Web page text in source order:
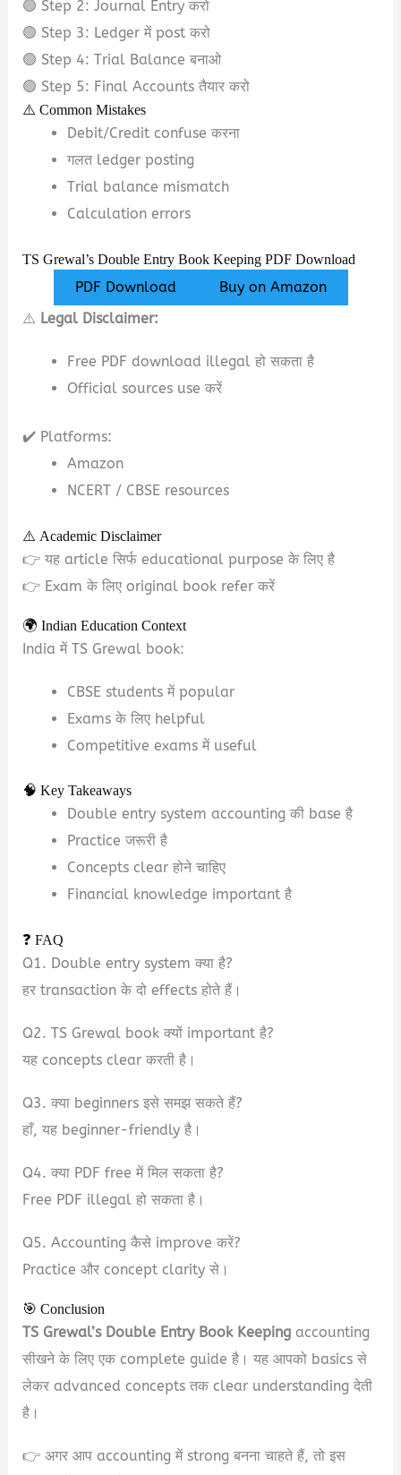
🟢 Step 2: Journal Entry करो
🟢 Step 3: Ledger में post करो
🟢 Step 4: Trial Balance बनाओ
🟢 Step 5: Final Accounts तैयार करो
⚠️ Common Mistakes
Debit/Credit confuse करना
गलत ledger posting
Trial balance mismatch
Calculation errors
TS Grewal’s Double Entry Book Keeping PDF Download
PDF Download
Buy on Amazon
⚠️ Legal Disclaimer:
Free PDF download illegal हो सकता है
Official sources use करें
✔️ Platforms:
Amazon
NCERT / CBSE resources
⚠️ Academic Disclaimer
👉 यह article सिर्फ educational purpose के लिए है
👉 Exam के लिए original book refer करें
🌍 Indian Education Context
India में TS Grewal book:
CBSE students में popular
Exams के लिए helpful
Competitive exams में useful
🧠 Key Takeaways
Double entry system accounting की base है
Practice जरूरी है
Concepts clear होने चाहिए
Financial knowledge important है
❓ FAQ
Q1. Double entry system क्या है?
हर transaction के दो effects होते हैं।
Q2. TS Grewal book क्यों important है?
यह concepts clear करती है।
Q3. क्या beginners इसे समझ सकते हैं?
हाँ, यह beginner-friendly है।
Q4. क्या PDF free में मिल सकता है?
Free PDF illegal हो सकता है।
Q5. Accounting कैसे improve करें?
Practice और concept clarity से।
🎯 Conclusion
TS Grewal’s Double Entry Book Keeping accounting
सीखने के लिए एक complete guide है। यह आपको basics से
लेकर advanced concepts तक clear understanding देती
है।
👉 अगर आप accounting में strong बनना चाहते हैं, तो इस